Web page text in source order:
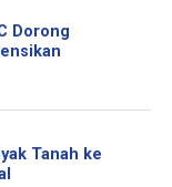
Dorong
Tanah ke